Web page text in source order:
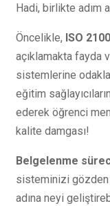
Hadi, birlikte adım
Öncelikle, ISO
açıklamakta fayda
sistemlerine
eğitim
ederek öğrenci
kalite damgası!
Belgelenme
sisteminizi
adına neyi